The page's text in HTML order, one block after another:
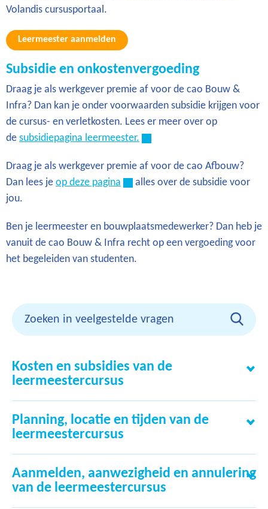
Volandis cursusportaal.
Leermeester aanmelden
Subsidie en onkostenvergoeding
Draag je als werkgever premie af voor de cao Bouw &
Infra? Dan kan je onder voorwaarden subsidie krijgen voor
de cursus- en verletkosten. Lees er meer over op
de subsidiepagina leermeester.
Draag je als werkgever premie af voor de cao Afbouw?
Dan lees je op deze pagina
alles over de subsidie voor
jou.
Ben je leermeester en bouwplaatsmedewerker? Dan heb je
vanuit de cao Bouw & Infra recht op een vergoeding voor
het begeleiden van studenten.
Kosten en subsidies van de
leermeestercursus
Wat zijn de kosten van de cursus?
Wanneer krijg ik als werkgever subsidie
voor de cursuskosten?
Planning, locatie en tijden van de
leermeestercursus
Wanneer worden de cursussen gegeven?
Aanmelden, aanwezigheid en annulering
van de leermeestercursus